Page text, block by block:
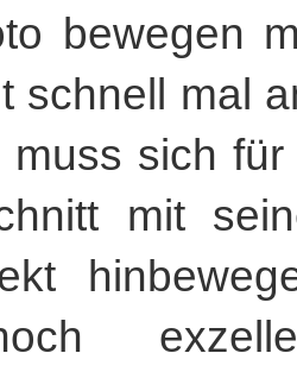
bewegen
schnell mal
muss sich
mit